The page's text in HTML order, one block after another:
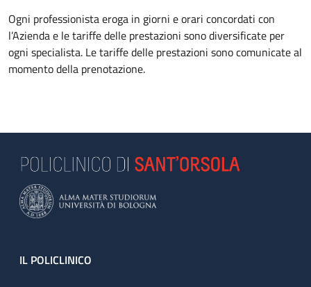
Ogni professionista eroga in giorni e orari concordati con
l’Azienda e le tariffe delle prestazioni sono diversificate per
ogni specialista. Le tariffe delle prestazioni sono comunicate al
momento della prenotazione.
Footer
IL POLICLINICO